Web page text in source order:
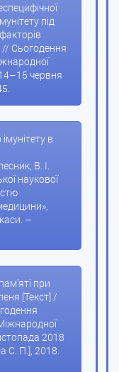
під
// Сьогодення
червня
в
В. І.
наукової
–
при
[Текст] /
2018
С. П.], 2018.